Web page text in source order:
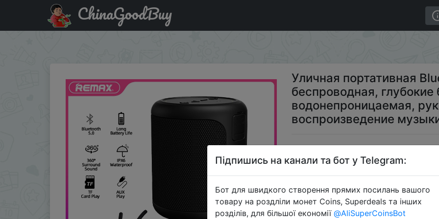
Придбати по знижці $8/$8 Уличная портативная Bluetooth-Колонка Remax, беспроводная, глубокие басы, 10
воспроизведение музыки, бумб�…
ChinaGoodBuy
Уличная портативная
беспроводная, глубокие
водонепроницаемая,
воспроизведение
Підпишись на канали та бот у Telegram:
Бот для швидкого створення прямих посилань вашого
товару на роздліли монет Coins, Superdeals та інших
розділів, для більшої економії @AliSuperCoinsBot